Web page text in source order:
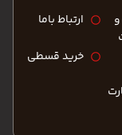
ارتباط باما
خرید قسطی